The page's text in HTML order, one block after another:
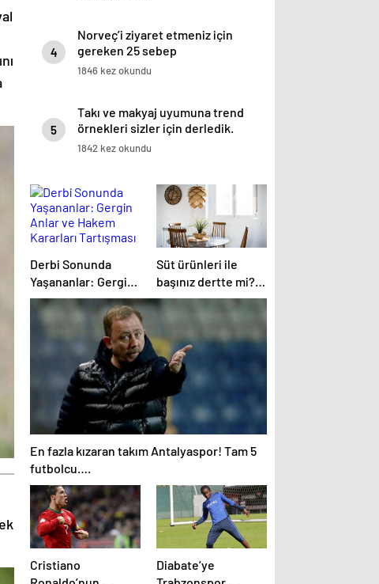
4
Norveç’i ziyaret etmeniz için
gereken 25 sebep
1846 kez okundu
5
Takı ve makyaj uyumuna trend
örnekleri sizler için derledik.
1842 kez okundu
Derbi Sonunda
Yaşananlar: Gergin
Anlar ve Hakem
Kararları Tartışması
Süt ürünleri ile
başınız dertte mi?
Laktoz
İntoleransına sahip
olabilirsiniz!
En fazla kızaran takım Antalyaspor! Tam 5
futbolcu….
Cristiano
Diabate’ye